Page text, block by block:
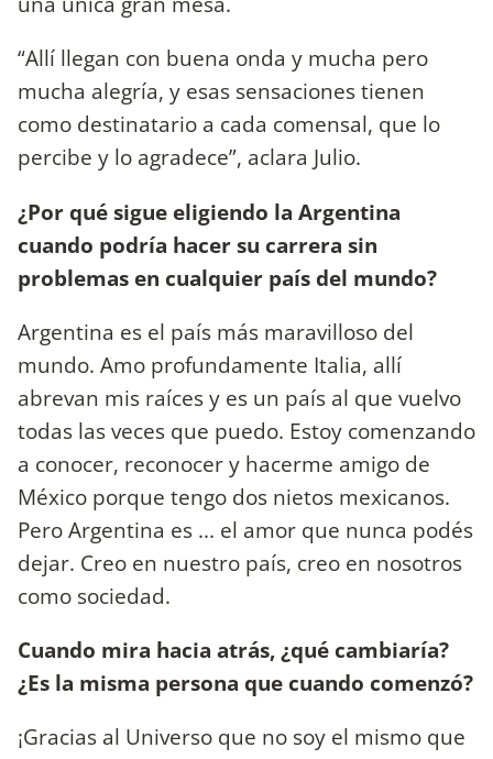
“Allí llegan con buena onda y mucha pero
mucha alegría, y esas sensaciones tienen
como destinatario a cada comensal, que lo
percibe y lo agradece”, aclara Julio.
¿Por qué sigue eligiendo la Argentina
cuando podría hacer su carrera sin
problemas en cualquier país del mundo?
Argentina es el país más maravilloso del
mundo. Amo profundamente Italia, allí
abrevan mis raíces y es un país al que vuelvo
todas las veces que puedo. Estoy comenzando
a conocer, reconocer y hacerme amigo de
México porque tengo dos nietos mexicanos.
Pero Argentina es ... el amor que nunca podés
dejar. Creo en nuestro país, creo en nosotros
como sociedad.
Cuando mira hacia atrás, ¿qué cambiaría?
¿Es la misma persona que cuando comenzó?
¡Gracias al Universo que no soy el mismo que